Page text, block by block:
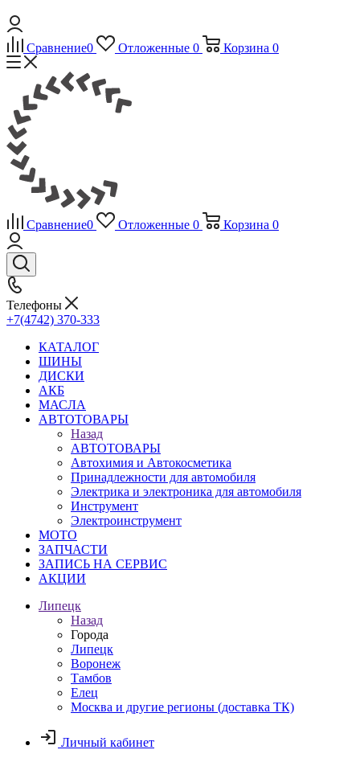
Сравнение0 Отложенные 0 Корзина 0
Сравнение0 Отложенные 0 Корзина 0
Телефоны
+7(4742) 370-333
КАТАЛОГ
ШИНЫ
ДИСКИ
АКБ
МАСЛА
АВТОТОВАРЫ
Назад
АВТОТОВАРЫ
Автохимия и Автокосметика
Принадлежности для автомобиля
Электрика и электроника для автомобиля
Инструмент
Электроинструмент
МОТО
ЗАПЧАСТИ
ЗАПИСЬ НА СЕРВИС
АКЦИИ
Липецк
Назад
Города
Липецк
Воронеж
Тамбов
Елец
Москва и другие регионы (доставка ТК)
Личный кабинет